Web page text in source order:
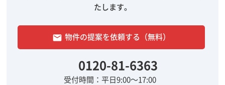
たします。
email 物件の提案を依頼する（無料）
0120-81-6363
受付時間：平日9:00～17:00